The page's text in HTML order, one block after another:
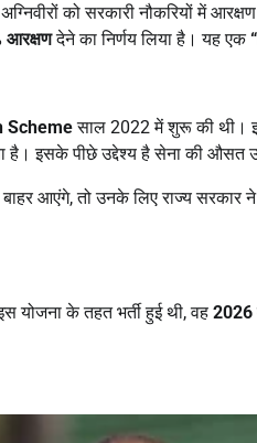
अग्निवीरों को सरकारी नौकरियों में
आरक्षणदेने का निर्णय लिया है। यह एक
Schemeसाल 2022 में शुरू की थी।
है। इसके पीछे उद्देश्य है सेना की
आएंगे, तो उनके लिए राज्य
योजना के तहत भर्ती हुई थी, वह 2026